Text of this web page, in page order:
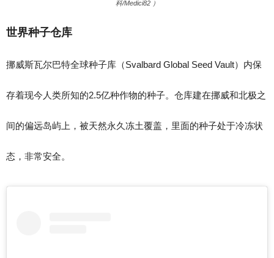
科/Medici82 ）
世界种子仓库
挪威斯瓦尔巴特全球种子库（Svalbard Global Seed Vault）内保
存着现今人类所知的2.5亿种作物的种子。仓库建在挪威和北极之
间的偏远岛屿上，被天然永久冻土覆盖，里面的种子处于冷冻状
态，非常安全。